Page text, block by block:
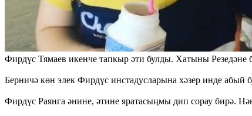
Фирдүс Тямаев икенче тапкыр әти булды. Хатыны Резедәне
Берничә көн элек Фирдүс инстадусларына хәзер инде абый
Фирдүс Раянга әнине, әтине яратасыңмы дип сорау бирә.